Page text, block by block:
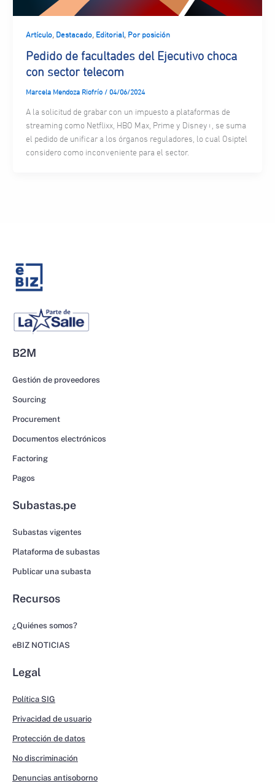
Artículo, Destacado, Editorial, Por posición
Pedido de facultades del Ejecutivo choca
con sector telecom
Marcela Mendoza Riofrío / 04/06/2024
A la solicitud de grabar con un impuesto a plataformas de
streaming como Netflixx, HBO Max, Prime y Disney+, se suma
el pedido de unificar a los órganos reguladores, lo cual Osiptel
considero como inconveniente para el sector.
B2M
Gestión de proveedores
Sourcing
Procurement
Documentos electrónicos
Factoring
Pagos
Subastas.pe
Subastas vigentes
Plataforma de subastas
Publicar una subasta
Recursos
¿Quiénes somos?
eBIZ NOTICIAS
Legal
Política SIG
Privacidad de usuario
Protección de datos
No discriminación
Denuncias antisoborno